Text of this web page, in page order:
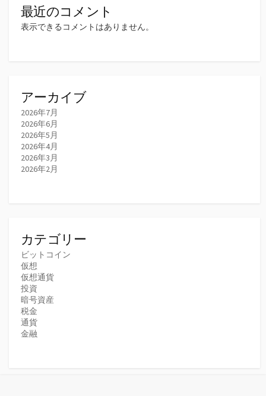
最近のコメント
表示できるコメントはありません。
アーカイブ
2026年7月
2026年6月
2026年5月
2026年4月
2026年3月
2026年2月
カテゴリー
ビットコイン
仮想
仮想通貨
投資
暗号資産
税金
通貨
金融